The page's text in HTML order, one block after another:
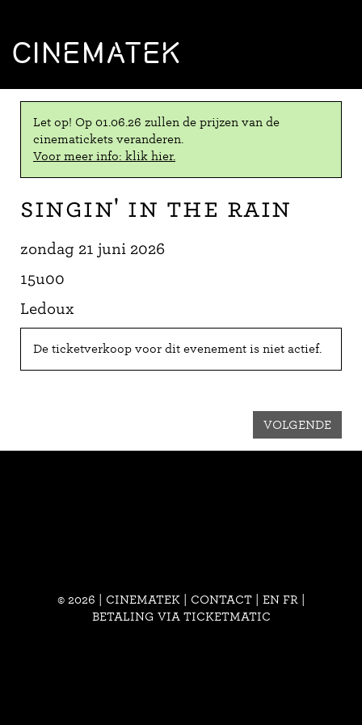
CINEMATEK
Let op! Op 01.06.26 zullen de prijzen van de
cinematickets veranderen.
Voor meer info: klik hier.
Singin' in the Rain
zondag 21 juni 2026
15u00
Ledoux
De ticketverkoop voor dit evenement is niet actief.
VOLGENDE
© 2026 | CINEMATEK | CONTACT| EN FR
BETALING VIA TICKETMATIC